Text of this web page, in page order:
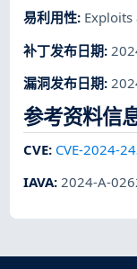
易利用性: Exploits
补丁发布日期:
漏洞发布日期:
参考资料信
CVE: CVE-2024-
IAVA:2024-A-